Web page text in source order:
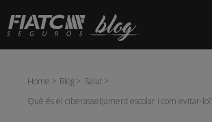
Salta al contingut principal
Home Blog
Salut
Què és el ciberassetjament escolar i com evitar-lo?